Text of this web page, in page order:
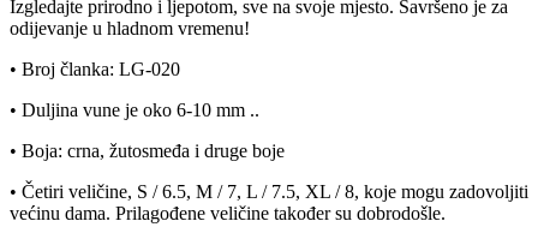
Izgledajte prirodno i ljepotom, sve na svoje mjesto. Savršeno je za
odijevanje u hladnom vremenu!
• Broj članka: LG-020
• Duljina vune je oko 6-10 mm ..
• Boja: crna, žutosmeđa i druge boje
• Četiri veličine, S / 6.5, M / 7, L / 7.5, XL / 8, koje mogu zadovoljiti
većinu dama. Prilagođene veličine također su dobrodošle.